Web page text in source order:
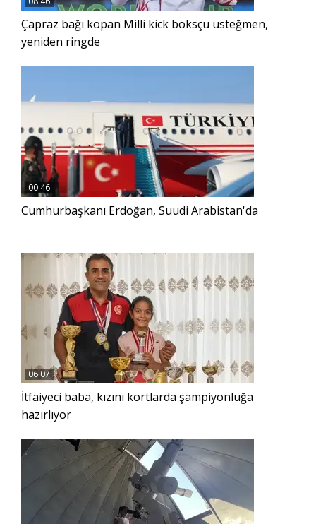
Çapraz bağı kopan Milli kick boksçu üsteğmen,
yeniden ringde
00:46
Cumhurbaşkanı Erdoğan, Suudi Arabistan'da
06:07
İtfaiyeci baba, kızını kortlarda şampiyonluğa
hazırlıyor